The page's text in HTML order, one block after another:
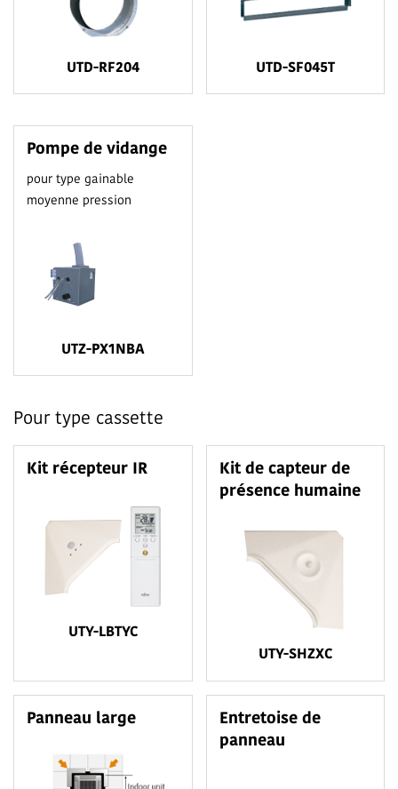
UTD-RF204 UTD-SF045T
Pompe de vidange
pour type gainable
moyenne pression
UTZ-PX1NBA
Pour type cassette
Kit récepteur IR
UTY-LBTYC
Kit de capteur de
présence humaine
UTY-SHZXC
Panneau large
Entretoise de
panneau